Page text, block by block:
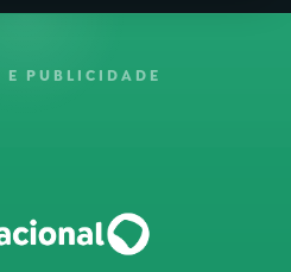
E PUBLICIDADE